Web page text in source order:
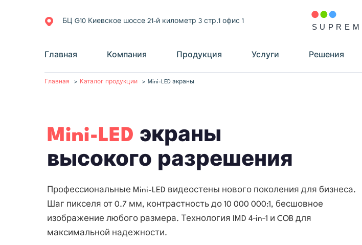
БЦ G10 Киевское шоссе 21-й километр 3 стр.1 офис 1
Главная Компания Продукция Услуги Решения
Главная Каталог продукции Mini-LED экраны
Mini-LED экраны
высокого разрешения
Профессиональные Mini-LED видеостены нового поколения для бизнеса.
Шаг пикселя от 0.7 мм, контрастность до 10 000 000:1, бесшовное
изображение любого размера. Технология IMD 4‑in‑1 и COB для
максимальной надежности.